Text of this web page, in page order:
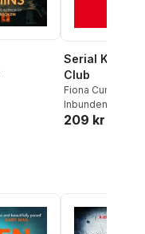
Serial Killer
Club
Fiona Cummins
Inbunden
209 kr